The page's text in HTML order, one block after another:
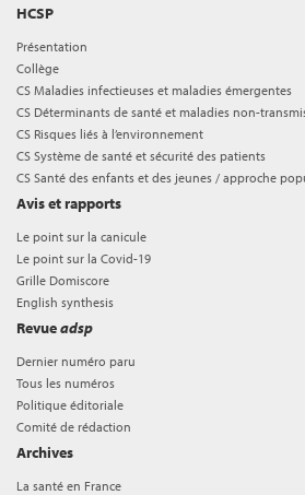
HCSP
Présentation
Collège
CS Maladies infectieuses et maladies émergentes
CS Déterminants de santé et maladies non-
CS Risques liés à l’environnement
CS Système de santé et sécurité des patients
CS Santé des enfants et des jeunes / approche
Avis et rapports
Le point sur la canicule
Le point sur la Covid-19
Grille Domiscore
English synthesis
Revueadsp
Dernier numéro paru
Tous les numéros
Politique éditoriale
Comité de rédaction
Archives
La santé en France